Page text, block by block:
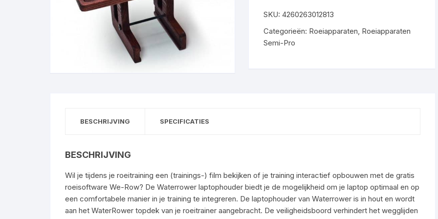
SKU:4260263012813
Categorieën: Roeiapparaten, Roeiapparaten
Semi-Pro
BESCHRIJVING SPECIFICATIES
BESCHRIJVING
Wil je tijdens je roeitraining een (trainings-) film bekijken of je training interactief opbouwen met de gratis
roeisoftware We-Row? De Waterrower laptophouder biedt je de mogelijkheid om je laptop optimaal en op
een comfortabele manier in je training te integreren. De laptophouder van Waterrower is in hout en wordt
aan het WaterRower topdek van je roeitrainer aangebracht. De veiligheidsboord verhindert het wegglijden